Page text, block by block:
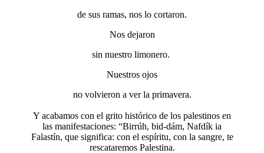
de sus ramas, nos lo cortaron.
Nos dejaron
sin nuestro limonero.
Nuestros ojos
no volvieron a ver la primavera.
Y acabamos con el grito histórico de los palestinos en
las manifestaciones: “Birrúh, bid-dám, Nafdík ia
Falastín, que significa: con el espíritu, con la sangre, te
rescataremos Palestina.